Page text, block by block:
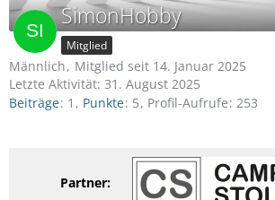
SimonHobby
Mitglied
Männlich
Mitglied seit 14. Januar 2025
Letzte Aktivität: 31. August 2025
Beiträge 1 Punkte 5 Profil-Aufrufe 253
Partner: